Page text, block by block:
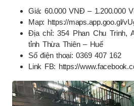
Giá: 60.000 VNĐ – 1.200.000
Map: https://maps.app.goo.gl/
Địa chỉ: 354 Phan Chu Trinh,
tỉnh Thừa Thiên – Huế
Số điện thoại: 0369 407 162
Link FB: https://